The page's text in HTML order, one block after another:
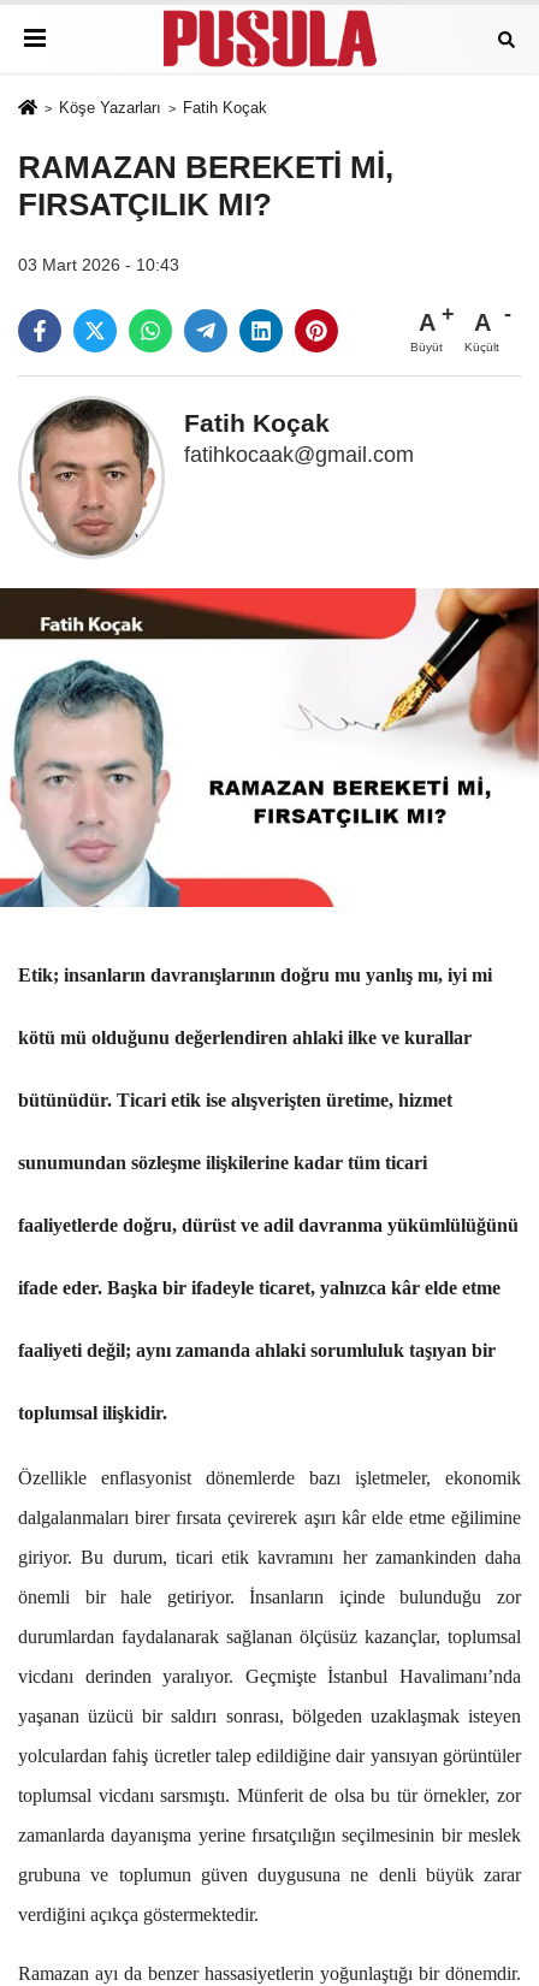
Köşe Yazarları Fatih Koçak
RAMAZAN BEREKETİ Mİ,
FIRSATÇILIK MI?
03 Mart 2026 - 10:43
A
Büyüt
A
Küçült
Fatih Koçak
fatihkocaak@gmail.com
Etik; insanların davranışlarının doğru mu yanlış mı, iyi mi
kötü mü olduğunu değerlendiren ahlaki ilke ve kurallar
bütünüdür. Ticari etik ise alışverişten üretime, hizmet
sunumundan sözleşme ilişkilerine kadar tüm ticari
faaliyetlerde doğru, dürüst ve adil davranma yükümlülüğünü
ifade eder. Başka bir ifadeyle ticaret, yalnızca kâr elde etme
faaliyeti değil; aynı zamanda ahlaki sorumluluk taşıyan bir
toplumsal ilişkidir.
Özellikle enflasyonist dönemlerde bazı işletmeler, ekonomik
dalgalanmaları birer fırsata çevirerek aşırı kâr elde etme eğilimine
giriyor. Bu durum, ticari etik kavramını her zamankinden daha
önemli bir hale getiriyor. İnsanların içinde bulunduğu zor
durumlardan faydalanarak sağlanan ölçüsüz kazançlar, toplumsal
vicdanı derinden yaralıyor. Geçmişte İstanbul Havalimanı’nda
yaşanan üzücü bir saldırı sonrası, bölgeden uzaklaşmak isteyen
yolculardan fahiş ücretler talep edildiğine dair yansıyan görüntüler
toplumsal vicdanı sarsmıştı. Münferit de olsa bu tür örnekler, zor
zamanlarda dayanışma yerine fırsatçılığın seçilmesinin bir meslek
grubuna ve toplumun güven duygusuna ne denli büyük zarar
verdiğini açıkça göstermektedir.
Ramazan ayı da benzer hassasiyetlerin yoğunlaştığı bir dönemdir.